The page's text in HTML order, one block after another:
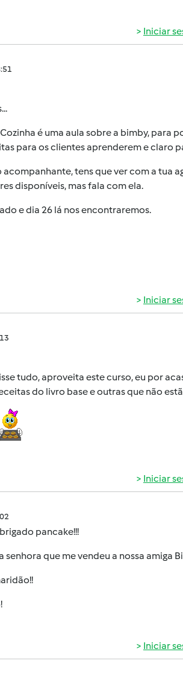
Iniciar
é uma aula sobre a bimby, para
para os clientes aprenderem e claro
tens que ver com a tua
disponíveis, mas fala com ela.
e dia 26 lá nos encontraremos.
Iniciar
tudo, aproveita este curso, eu por
do livro base e outras que não
Iniciar
pancake!!!
senhora que me vendeu a nossa amiga
Iniciar